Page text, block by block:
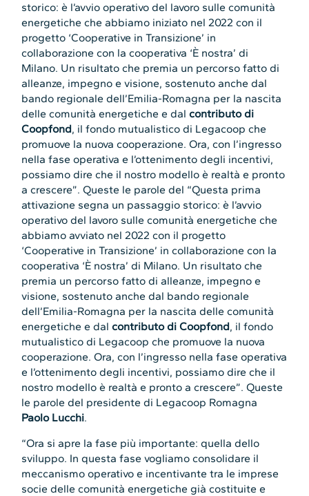
storico: è l’avvio operativo del lavoro sulle comunità
energetiche che abbiamo iniziato nel 2022 con il
progetto ‘Cooperative in Transizione’ in
collaborazione con la cooperativa ‘È nostra’ di
Milano. Un risultato che premia un percorso fatto di
alleanze, impegno e visione, sostenuto anche dal
bando regionale dell’Emilia-Romagna per la nascita
delle comunità energetiche e dalcontributo di
Coopfond, il fondo mutualistico di Legacoop che
promuove la nuova cooperazione. Ora, con l’ingresso
nella fase operativa e l’ottenimento degli incentivi,
possiamo dire che il nostro modello è realtà e pronto
a crescere”. Queste le parole del “Questa prima
attivazione segna un passaggio storico: è l’avvio
operativo del lavoro sulle comunità energetiche che
abbiamo avviato nel 2022 con il progetto
‘Cooperative in Transizione’ in collaborazione con la
cooperativa ‘È nostra’ di Milano. Un risultato che
premia un percorso fatto di alleanze, impegno e
visione, sostenuto anche dal bando regionale
dell’Emilia-Romagna per la nascita delle comunità
energetiche e dalcontributo di Coopfond, il fondo
mutualistico di Legacoop che promuove la nuova
cooperazione. Ora, con l’ingresso nella fase operativa
e l’ottenimento degli incentivi, possiamo dire che il
nostro modello è realtà e pronto a crescere”. Queste
le parole del presidente di Legacoop Romagna
Paolo Lucchi.
“Ora si apre la fase più importante: quella dello
sviluppo. In questa fase vogliamo consolidare il
meccanismo operativo e incentivante tra le imprese
socie delle comunità energetiche già costituite e